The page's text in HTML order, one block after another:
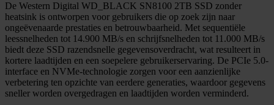
De Western Digital WD_BLACK SN8100 2TB SSD zonder
heatsink is ontworpen voor gebruikers die op zoek zijn naar
ongeëvenaarde prestaties en betrouwbaarheid. Met sequentiële
leessnelheden tot 14.900 MB/s en schrijfsnelheden tot 11.000 MB/s
biedt deze SSD razendsnelle gegevensoverdracht, wat resulteert in
kortere laadtijden en een soepelere gebruikerservaring. De PCIe 5.0-
interface en NVMe-technologie zorgen voor een aanzienlijke
verbetering ten opzichte van eerdere generaties, waardoor gegevens
sneller worden overgedragen en laadtijden worden verminderd.